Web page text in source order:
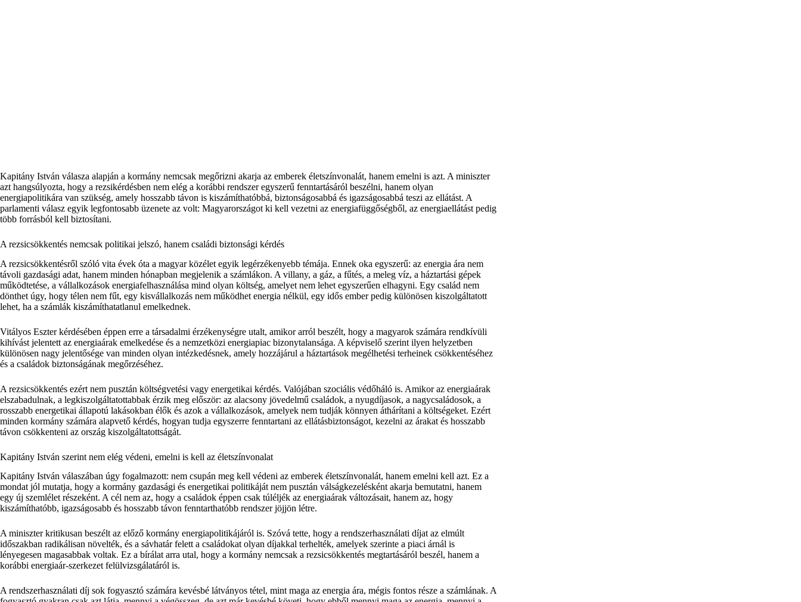
Kapitány István válasza alapján a kormány nemcsak megőrizni akarja az emberek életszínvonalát, hanem emelni is azt. A miniszter
azt hangsúlyozta, hogy a rezsikérdésben nem elég a korábbi rendszer egyszerű fenntartásáról beszélni, hanem olyan
energiapolitikára van szükség, amely hosszabb távon is kiszámíthatóbbá, biztonságosabbá és igazságosabbá teszi az ellátást. A
parlamenti válasz egyik legfontosabb üzenete az volt: Magyarországot ki kell vezetni az energiafüggőségből, az energiaellátást pedig
több forrásból kell biztosítani.
A rezsicsökkentés nemcsak politikai jelszó, hanem családi biztonsági kérdés
A rezsicsökkentésről szóló vita évek óta a magyar közélet egyik legérzékenyebb témája. Ennek oka egyszerű: az energia ára nem
távoli gazdasági adat, hanem minden hónapban megjelenik a számlákon. A villany, a gáz, a fűtés, a meleg víz, a háztartási gépek
működtetése, a vállalkozások energiafelhasználása mind olyan költség, amelyet nem lehet egyszerűen elhagyni. Egy család nem
dönthet úgy, hogy télen nem fűt, egy kisvállalkozás nem működhet energia nélkül, egy idős ember pedig különösen kiszolgáltatott
lehet, ha a számlák kiszámíthatatlanul emelkednek.
Vitályos Eszter kérdésében éppen erre a társadalmi érzékenységre utalt, amikor arról beszélt, hogy a magyarok számára rendkívüli
kihívást jelentett az energiaárak emelkedése és a nemzetközi energiapiac bizonytalansága. A képviselő szerint ilyen helyzetben
különösen nagy jelentősége van minden olyan intézkedésnek, amely hozzájárul a háztartások megélhetési terheinek csökkentéséhez
és a családok biztonságának megőrzéséhez.
A rezsicsökkentés ezért nem pusztán költségvetési vagy energetikai kérdés. Valójában szociális védőháló is. Amikor az energiaárak
elszabadulnak, a legkiszolgáltatottabbak érzik meg először: az alacsony jövedelmű családok, a nyugdíjasok, a nagycsaládosok, a
rosszabb energetikai állapotú lakásokban élők és azok a vállalkozások, amelyek nem tudják könnyen áthárítani a költségeket. Ezért
minden kormány számára alapvető kérdés, hogyan tudja egyszerre fenntartani az ellátásbiztonságot, kezelni az árakat és hosszabb
távon csökkenteni az ország kiszolgáltatottságát.
Kapitány István szerint nem elég védeni, emelni is kell az életszínvonalat
Kapitány István válaszában úgy fogalmazott: nem csupán meg kell védeni az emberek életszínvonalát, hanem emelni kell azt. Ez a
mondat jól mutatja, hogy a kormány gazdasági és energetikai politikáját nem pusztán válságkezelésként akarja bemutatni, hanem
egy új szemlélet részeként. A cél nem az, hogy a családok éppen csak túléljék az energiaárak változásait, hanem az, hogy
kiszámíthatóbb, igazságosabb és hosszabb távon fenntarthatóbb rendszer jöjjön létre.
A miniszter kritikusan beszélt az előző kormány energiapolitikájáról is. Szóvá tette, hogy a rendszerhasználati díjat az elmúlt
időszakban radikálisan növelték, és a sávhatár felett a családokat olyan díjakkal terhelték, amelyek szerinte a piaci árnál is
lényegesen magasabbak voltak. Ez a bírálat arra utal, hogy a kormány nemcsak a rezsicsökkentés megtartásáról beszél, hanem a
korábbi energiaár-szerkezet felülvizsgálatáról is.
A rendszerhasználati díj sok fogyasztó számára kevésbé látványos tétel, mint maga az energia ára, mégis fontos része a számlának. A